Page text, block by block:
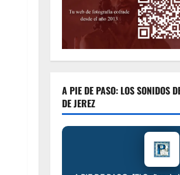
A PIE DE PASO: LOS SONIDOS
DE JEREZ